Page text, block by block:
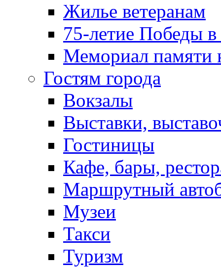
Жилье ветеранам
75-летие Победы
Мемориал памяти
Гостям города
Вокзалы
Выставки,
Гостиницы
Кафе, бары,
Маршрутный
Музеи
Такси
Туризм